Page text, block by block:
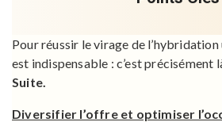
Pour réussir le virage de
est indispensable : c’est précisément
Suite.
Diversifier l’offre et optimiser